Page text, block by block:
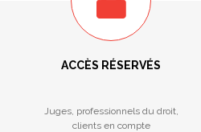
ACCÈS RÉSERVÉS
Juges, professionnels du droit,
clients en compte